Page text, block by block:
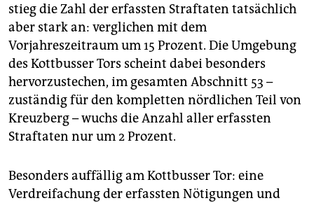
stieg die Zahl der erfassten Straftaten tatsächlich
aber stark an: verglichen mit dem
Vorjahreszeitraum um 15 Prozent. Die Umgebung
des Kottbusser Tors scheint dabei besonders
hervorzustechen, im gesamten Abschnitt 53 –
zuständig für den kompletten nördlichen Teil von
Kreuzberg – wuchs die Anzahl aller erfassten
Straftaten nur um 2 Prozent.
Besonders auffällig am Kottbusser Tor: eine
Verdreifachung der erfassten Nötigungen und